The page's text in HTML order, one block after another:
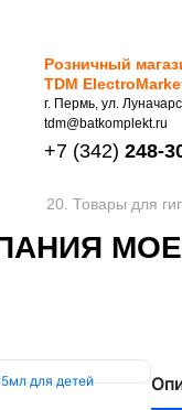
Розничный
TDM
г. Пермь, ул.
tdm@batkomplekt.ru
+7 (342) 248-
20. Товары для